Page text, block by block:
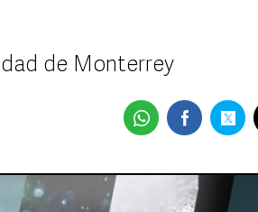
de Monterrey